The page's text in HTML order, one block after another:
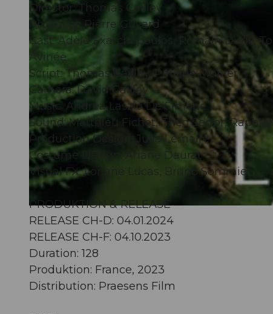
Director: Thomas Cailley
Producer: Pierre Guyard
Cast: Adèle Exarchopoulos, Romain Duris,
Avinée
Script: Thomas Cailley, Pauline Munier
Camera: David Cailley
Music: Andrea Laszlo De Simone
Sound: Matthieu Fichet, Théo Serror,
Production Design: Julia Lemaire
Costume Design: Ariane Daurat
Visual FX: Loriane Lucas, Bruno Sommier
PRODUKTION & RELEASE
RELEASE CH-D: 04.01.2024
RELEASE CH-F: 04.10.2023
Duration: 128
Produktion: France, 2023
Distribution: Praesens Film